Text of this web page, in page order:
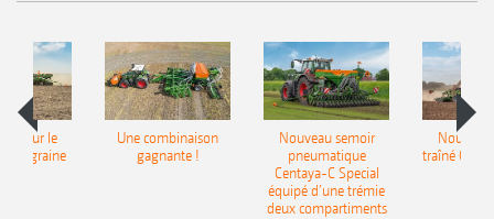
pour le
Une combinaison
gagnante !
Nouveau semoir
pneumatique
Centaya-C Special
équipé d’une trémie
deux compartiments
traîné